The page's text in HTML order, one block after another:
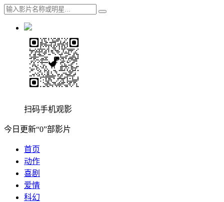
扫码手机观影
今日更新“0”部影片
首页
动作
喜剧
爱情
科幻